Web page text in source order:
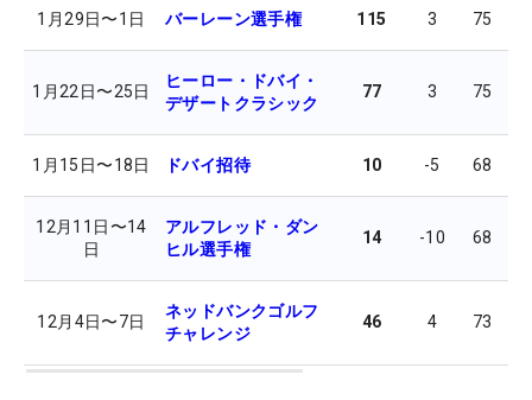
1月29日〜1日 バーレーン選手権 115 3 75
1月22日〜25日
ヒーロー・ドバイ・
デザートクラシック
77 3 75
1月15日〜18日 ドバイ招待 10 -5 68
12月11日 〜14
日
アルフレッド・ダン
ヒル選手権
14 -10 68
12月4日〜7日
ネッドバンクゴルフ
チャレンジ
46 4 73